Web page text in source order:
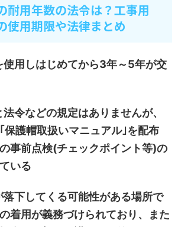
耐用年数の法令は？工事用
使用期限や法律まとめ
使用しはじめてから3年～5年が交
令などの規定はありませんが、
保護帽取扱いマニュアル｣を配布
事前点検(チェックポイント等)の
いる
落下してくる可能性がある場所で
着用が義務づけられており、また